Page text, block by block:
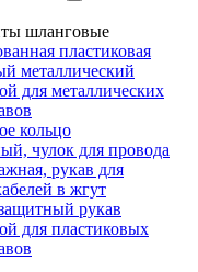
шланговые
пластиковая
металлический
для металлических
кольцо
чулок для провода
рукав для
в жгут
рукав
для пластиковых